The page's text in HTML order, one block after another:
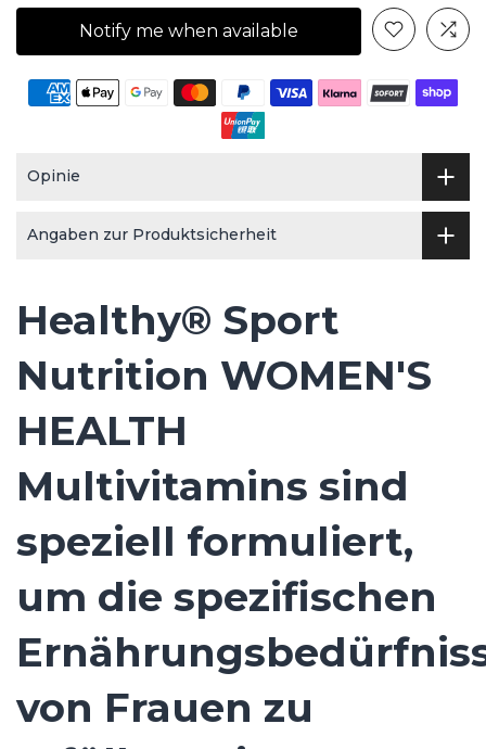
Notify me when available
Opinie
Angaben zur Produktsicherheit
Healthy® Sport
Nutrition WOMEN'S
HEALTH
Multivitamins sind
speziell formuliert,
um die spezifischen
von Frauen zu